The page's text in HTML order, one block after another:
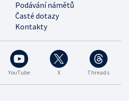
YouTube X Threads
Podávání námětů
Časté dotazy
Kontakty